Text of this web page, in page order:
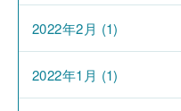
2022年2月 (1)
2022年1月 (1)